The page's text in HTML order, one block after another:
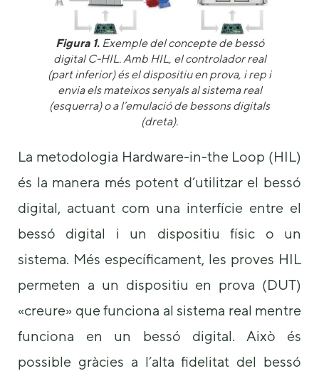
Figura 1.Exemple del concepte de bessó
digital C-HIL. Amb HIL, el controlador real
(part inferior) és el dispositiu en prova, i rep i
envia els mateixos senyals al sistema real
(esquerra) o a l’emulació de bessons digitals
(dreta).
La metodologia Hardware-in-the Loop (HIL)
és la manera més potent d’utilitzar el bessó
digital, actuant com una interfície entre el
bessó digital i un dispositiu físic o un
sistema. Més específicament, les proves HIL
permeten a un dispositiu en prova (DUT)
«creure» que funciona al sistema real mentre
funciona en un bessó digital. Això és
possible gràcies a l’alta fidelitat del bessó